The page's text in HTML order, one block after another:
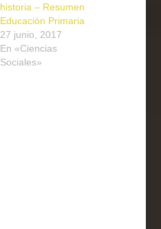
historia – Resumen
Educación Primaria
27 junio, 2017
En «Ciencias
Sociales»